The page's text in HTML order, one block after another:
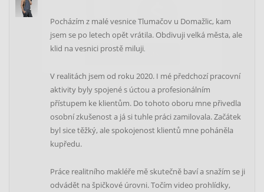
Pocházím z malé vesnice Tlumačov u Domažlic, kam
jsem se po letech opět vrátila. Obdivuji velká města, ale
klid na vesnici prostě miluji.
V realitách jsem od roku 2020. I mé předchozí pracovní
aktivity byly spojené s úctou a profesionálním
přístupem ke klientům. Do tohoto oboru mne přivedla
osobní zkušenost a já si tuhle práci zamilovala. Začátek
byl sice těžký, ale spokojenost klientů mne poháněla
kupředu.
Práce realitního makléře mě skutečně baví a snažím se ji
odvádět na špičkové úrovni. Točím video prohlídky,
Spočítat ZDARMA